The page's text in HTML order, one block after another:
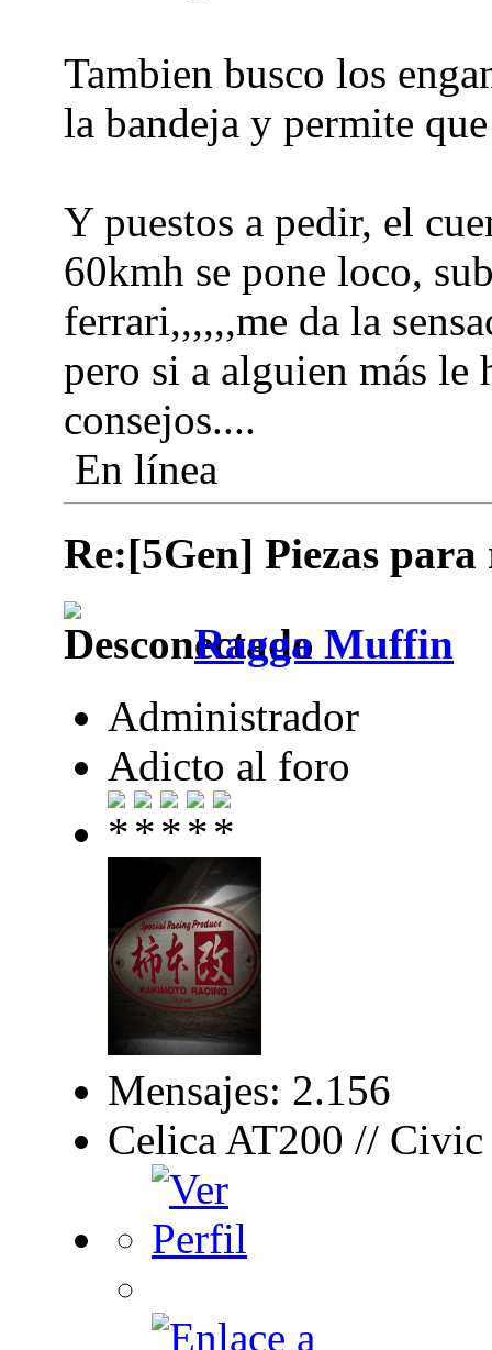
Tambien busco los
la bandeja y permite
Y puestos a pedir, el
60kmh se pone loco,
ferrari,,,,,,me da la
pero si a alguien más le
consejos....
En línea
Re:[5Gen] Piezas
Ragga Muffin
Administrador
Adicto al foro
Mensajes: 2.156
Celica AT200 //